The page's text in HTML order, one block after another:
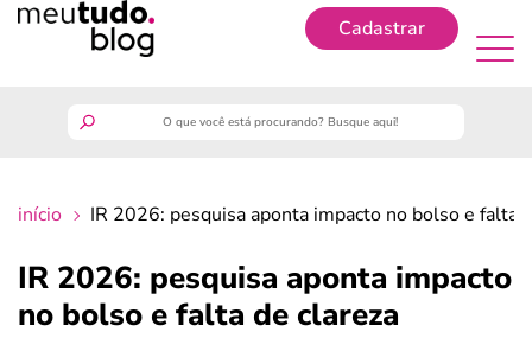
Cadastrar
finanças
início IR 2026: pesquisa aponta impacto no bolso e falta
IR 2026: pesquisa aponta impacto
no bolso e falta de clareza